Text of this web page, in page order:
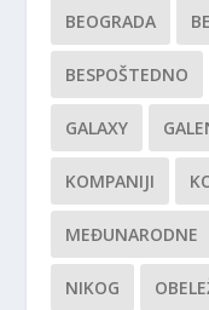
BEOGRADA
BESPOŠTEDNO
GALAXY
KOMPANIJI
MEĐUNARODNE
NIKOG